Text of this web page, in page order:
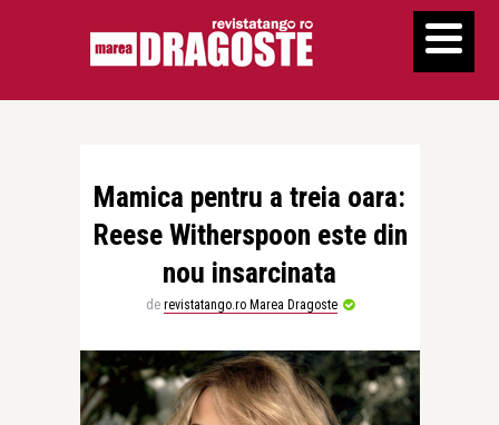
Mamica pentru a treia oara:
Reese Witherspoon este din
nou insarcinata
de revistatango.ro Marea Dragoste